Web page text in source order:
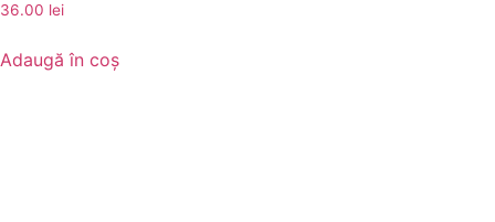
36.00 lei
Adaugă în coș